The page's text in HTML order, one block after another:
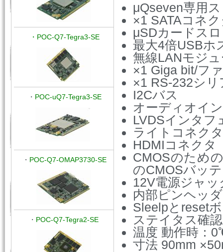
・POC-Q7-Tegra3-SE
・ POC-uQ7-Tegra3-SE
・ POC-Q7-OMAP3730-SE
・ POC-Q7-Tegra2-SE
μQseven専用
×1 SATAコネ
μSDカードス
最大4倍USBホ
無線LANモジ
×1 Giga bit/フ
×1 RS-232シ
I2Cバス
オーディオイ
LVDSインタフ
ライトコネク
HDMIコネクタ
CMOSのため
のCMOSバッ
12V電源ジャッ
内部ピンヘッ
Sleelpとreset
ステイタス確
温度 動作時：
寸法 90mm